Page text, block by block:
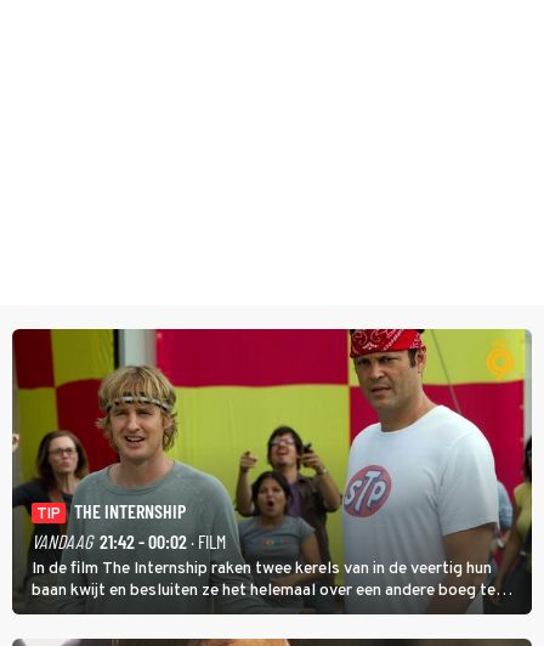
TIP
THE INTERNSHIP
VANDAAG 21:42 - 00:02· FILM
In de film The Internship raken twee kerels van in de veertig hun
baan kwijt en besluiten ze het helemaal over een andere boeg te
gooien door als stagiair aan de slag te gaan bij Google.